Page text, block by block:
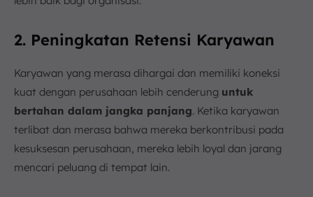
2. Peningkatan Retensi Karyawan
Karyawan yang merasa dihargai dan memiliki koneksi
kuat dengan perusahaan lebih cenderung untuk
bertahan dalam jangka panjang. Ketika karyawan
terlibat dan merasa bahwa mereka berkontribusi pada
kesuksesan perusahaan, mereka lebih loyal dan jarang
mencari peluang di tempat lain.